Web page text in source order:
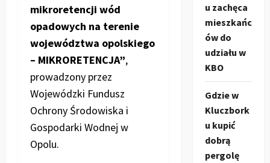
mikroretencji wód
opadowych na terenie
województwa opolskiego
– MIKRORETENCJA”,
prowadzony przez
Wojewódzki Fundusz
Ochrony Środowiska i
Gospodarki Wodnej w
Opolu.
u zachęca
mieszkańc
ów do
udziału w
KBO
Gdzie w
Kluczbork
u kupić
dobrą
pergolę